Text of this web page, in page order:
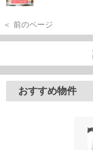
＜ 前のページ
おすすめ物件